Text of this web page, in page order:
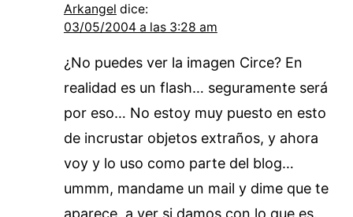
Arkangel dice:
03/05/2004 a las 3:28 am
¿No puedes ver la imagen Circe? En
realidad es un flash… seguramente será
por eso… No estoy muy puesto en esto
de incrustar objetos extraños, y ahora
voy y lo uso como parte del blog…
ummm, mandame un mail y dime que te
aparece, a ver si damos con lo que es.